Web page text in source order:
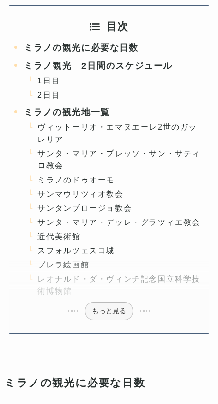
目次
ミラノの観光に必要な日数
ミラノ観光 2日間のスケジュール
1日目
2日目
ミラノの観光地一覧
ヴィットーリオ・エマヌエーレ2世のガッ
レリア
サンタ・マリア・プレッソ・サン・サティ
ロ教会
ミラノのドゥオーモ
サンマウリツィオ教会
サンタンブロージョ教会
サンタ・マリア・デッレ・グラツィエ教会
近代美術館
スフォルツェスコ城
ブレラ絵画館
レオナルド・ダ・ヴィンチ記念国立科学技
術博物館
もっと見る
ミラノの観光に必要な日数